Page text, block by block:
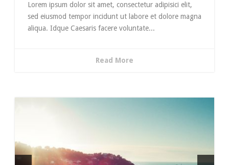
Lorem ipsum dolor sit amet, consectetur adipisici elit,
sed eiusmod tempor incidunt ut labore et dolore magna
aliqua. Idque Caesaris facere voluntate...
Read More